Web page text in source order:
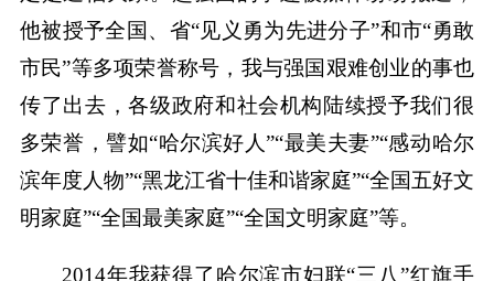
他被授予全国、省“见义勇为先进分子”和市“勇敢
市民”等多项荣誉称号，我与强国艰难创业的事也
传了出去，各级政府和社会机构陆续授予我们很
多荣誉，譬如“哈尔滨好人”“最美夫妻”“感动哈尔
滨年度人物”“黑龙江省十佳和谐家庭”“全国五好文
明家庭”“全国最美家庭”“全国文明家庭”等。
2014年我获得了哈尔滨市妇联“三八”红旗手